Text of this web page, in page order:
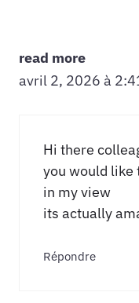
read more
avril 2, 2026 à
Hi there
you would like
in my view
its actually
Répondre